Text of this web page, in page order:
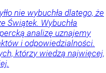
nie wybuchła dlatego, że
Świątek. Wybuchła
analizę uznajemy
i odpowiedzialności.
którzy wiedzą najwięcej,